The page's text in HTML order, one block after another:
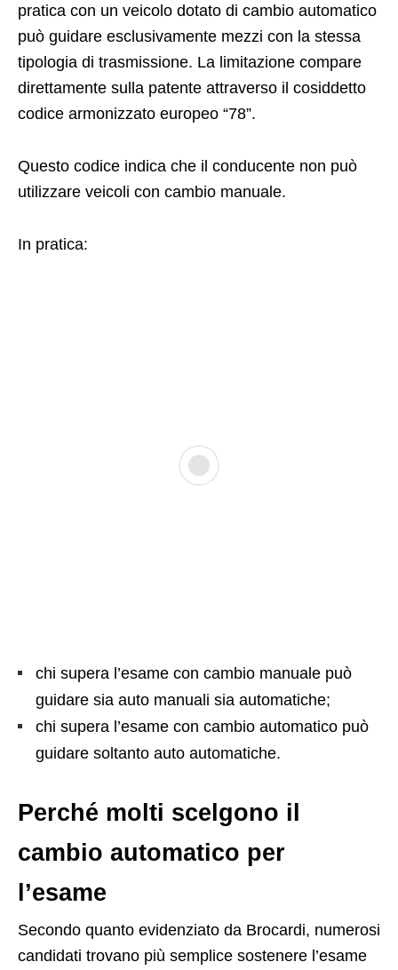
pratica con un veicolo dotato di cambio automatico
può guidare esclusivamente mezzi con la stessa
tipologia di trasmissione. La limitazione compare
direttamente sulla patente attraverso il cosiddetto
codice armonizzato europeo “78”.
Questo codice indica che il conducente non può
utilizzare veicoli con cambio manuale.
In pratica:
chi supera l’esame con cambio manuale può
guidare sia auto manuali sia automatiche;
chi supera l’esame con cambio automatico può
guidare soltanto auto automatiche.
Perché molti scelgono il
cambio automatico per
l’esame
Secondo quanto evidenziato da Brocardi, numerosi
candidati trovano più semplice sostenere l’esame